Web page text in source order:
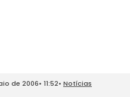
de 2006• 11:52• Notícias